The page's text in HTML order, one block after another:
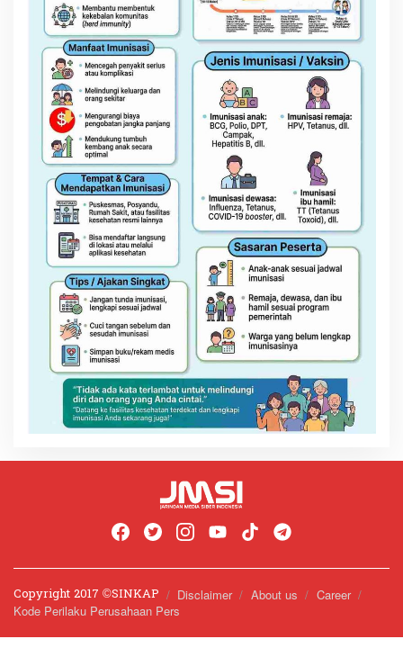
Copyright 2017 ©️SINKAP Disclaimer About us
Career
Kode Perilaku Perusahaan Pers